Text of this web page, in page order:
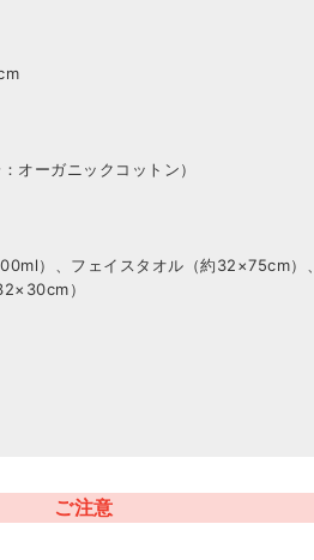
オーガニックコットン）
）、フェイスタオル（約32×75cm）、
）
ご注意